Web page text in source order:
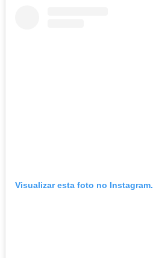
Visualizar esta foto no Instagram.